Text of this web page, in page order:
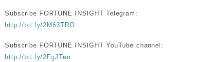
Subscribe FORTUNE INSIGHT Telegram:
http://bit.ly/2M63TRO
Subscribe FORTUNE INSIGHT YouTube channel:
http://bit.ly/2FgJTen